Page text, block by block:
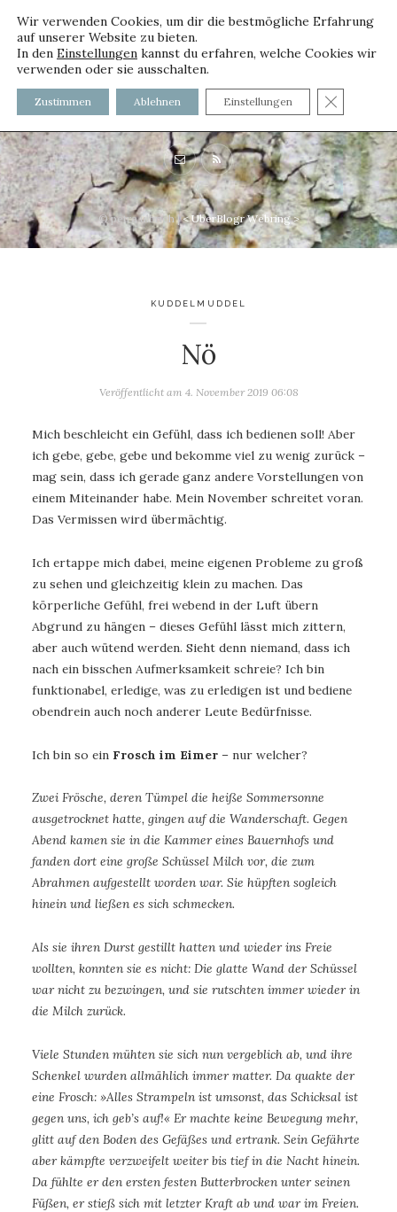
voller worte - mit und ohne
Innenfutter
© petra ulbrich |< UberBlogr Webring >
KUDDELMUDDEL
Nö
Veröffentlicht am 4. November 2019 06:08
Mich beschleicht ein Gefühl, dass ich bedienen soll! Aber
ich gebe, gebe, gebe und bekomme viel zu wenig zurück –
mag sein, dass ich gerade ganz andere Vorstellungen von
einem Miteinander habe. Mein November schreitet voran.
Das Vermissen wird übermächtig.
Ich ertappe mich dabei, meine eigenen Probleme zu groß
zu sehen und gleichzeitig klein zu machen. Das
körperliche Gefühl, frei webend in der Luft übern
Abgrund zu hängen – dieses Gefühl lässt mich zittern,
aber auch wütend werden. Sieht denn niemand, dass ich
nach ein bisschen Aufmerksamkeit schreie? Ich bin
funktionabel, erledige, was zu erledigen ist und bediene
obendrein auch noch anderer Leute Bedürfnisse.
Ich bin so ein Frosch im Eimer – nur welcher?
Zwei Frösche, deren Tümpel die heiße Sommersonne
ausgetrocknet hatte, gingen auf die Wanderschaft. Gegen
Abend kamen sie in die Kammer eines Bauernhofs und
fanden dort eine große Schüssel Milch vor, die zum
Abrahmen aufgestellt worden war. Sie hüpften sogleich
hinein und ließen es sich schmecken.
Als sie ihren Durst gestillt hatten und wieder ins Freie
wollten, konnten sie es nicht: Die glatte Wand der Schüssel
war nicht zu bezwingen, und sie rutschten immer wieder in
die Milch zurück.
Viele Stunden mühten sie sich nun vergeblich ab, und ihre
Schenkel wurden allmählich immer matter. Da quakte der
eine Frosch: »Alles Strampeln ist umsonst, das Schicksal ist
gegen uns, ich geb’s auf!« Er machte keine Bewegung mehr,
glitt auf den Boden des Gefäßes und ertrank. Sein Gefährte
aber kämpfte verzweifelt weiter bis tief in die Nacht hinein.
Da fühlte er den ersten festen Butterbrocken unter seinen
Füßen, er stieß sich mit letzter Kraft ab und war im Freien.
Wir verwenden Cookies, um dir die bestmögliche Erfahrung
auf unserer Website zu bieten.
In den Einstellungen kannst du erfahren, welche Cookies wir
verwenden oder sie ausschalten.
Zustimmen Ablehnen Einstellungen GDPR